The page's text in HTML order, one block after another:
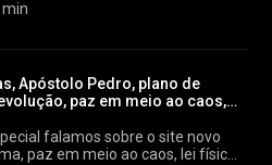
para
RL)
(Gabriel RL)
min
Apóstolo Pedro, plano de
paz em meio ao caos,
falamos sobre o site novo
paz em meio ao caos, lei física,